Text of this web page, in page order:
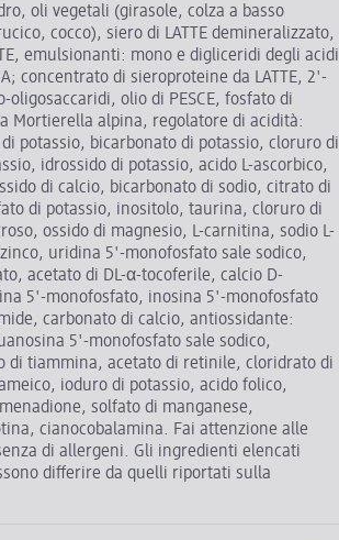
oli vegetali (girasole, colza a basso
cocco), siero di LATTE demineralizzato,
emulsionanti: mono e digliceridi degli acidi
concentrato di sieroproteine da LATTE, 2'-
olio di PESCE, fosfato di
Mortierella alpina, regolatore di acidità:
potassio, bicarbonato di potassio, cloruro di
idrossido di potassio, acido L-ascorbico,
di calcio, bicarbonato di sodio, citrato di
di potassio, inositolo, taurina, cloruro di
ossido di magnesio, L-carnitina, sodio L-
uridina 5'-monofosfato sale sodico,
acetato di DL-α-tocoferile, calcio D-
5'-monofosfato, inosina 5'-monofosfato
carbonato di calcio, antiossidante:
5'-monofosfato sale sodico,
di tiammina, acetato di retinile, cloridrato di
ioduro di potassio, acido folico,
solfato di manganese,
cianocobalamina. Fai attenzione alle
di allergeni. Gli ingredienti elencati
differire da quelli riportati sulla